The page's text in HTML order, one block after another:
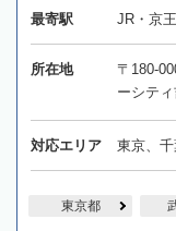
最寄駅 JR・京
所在地
〒180-
ーシテ
対応エリア 東京、
東京都